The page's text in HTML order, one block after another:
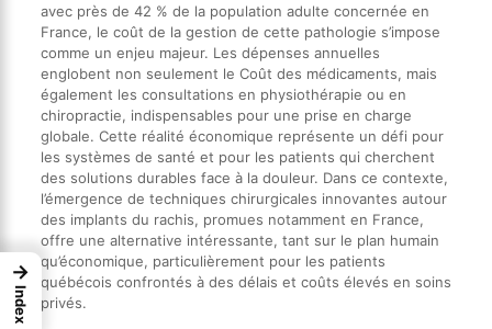
avec près de 42 % de la population adulte concernée en
France, le coût de la gestion de cette pathologie s’impose
comme un enjeu majeur. Les dépenses annuelles
englobent non seulement le Coût des médicaments, mais
également les consultations en physiothérapie ou en
chiropractie, indispensables pour une prise en charge
globale. Cette réalité économique représente un défi pour
les systèmes de santé et pour les patients qui cherchent
des solutions durables face à la douleur. Dans ce contexte,
l’émergence de techniques chirurgicales innovantes autour
des implants du rachis, promues notamment en France,
offre une alternative intéressante, tant sur le plan humain
qu’économique, particulièrement pour les patients
québécois confrontés à des délais et coûts élevés en soins
privés.
→
Index